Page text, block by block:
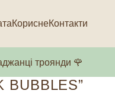
КориснеКонтакти
троянди 🌹